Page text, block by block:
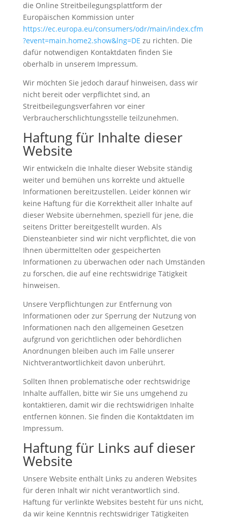
Startseite
Tickets
Sponsoring
die
WIESN
Warenkorb
K
o
n
t
die Online Streitbeilegungsplattform der
Europäischen Kommission unter
https://ec.europa.eu/consumers/odr/main/index.cfm
?event=main.home2.show&lng=DE zu richten. Die
dafür notwendigen Kontaktdaten finden Sie
oberhalb in unserem Impressum.
Wir möchten Sie jedoch darauf hinweisen, dass wir
nicht bereit oder verpflichtet sind, an
Streitbeilegungsverfahren vor einer
Verbraucherschlichtungsstelle teilzunehmen.
Haftung für Inhalte dieser
Website
Wir entwickeln die Inhalte dieser Website ständig
weiter und bemühen uns korrekte und aktuelle
Informationen bereitzustellen. Leider können wir
keine Haftung für die Korrektheit aller Inhalte auf
dieser Website übernehmen, speziell für jene, die
seitens Dritter bereitgestellt wurden. Als
Diensteanbieter sind wir nicht verpflichtet, die von
Ihnen übermittelten oder gespeicherten
Informationen zu überwachen oder nach Umständen
zu forschen, die auf eine rechtswidrige Tätigkeit
hinweisen.
Unsere Verpflichtungen zur Entfernung von
Informationen oder zur Sperrung der Nutzung von
Informationen nach den allgemeinen Gesetzen
aufgrund von gerichtlichen oder behördlichen
Anordnungen bleiben auch im Falle unserer
Nichtverantwortlichkeit davon unberührt.
Sollten Ihnen problematische oder rechtswidrige
Inhalte auffallen, bitte wir Sie uns umgehend zu
kontaktieren, damit wir die rechtswidrigen Inhalte
entfernen können. Sie finden die Kontaktdaten im
Impressum.
Haftung für Links auf dieser
Website
Unsere Website enthält Links zu anderen Websites
für deren Inhalt wir nicht verantwortlich sind.
Haftung für verlinkte Websites besteht für uns nicht,
da wir keine Kenntnis rechtswidriger Tätigkeiten